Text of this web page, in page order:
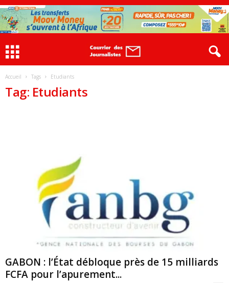
Accueil Tags Etudiants
Tag: Etudiants
GABON : l’État débloque près de 15 milliards
FCFA pour l’apurement...